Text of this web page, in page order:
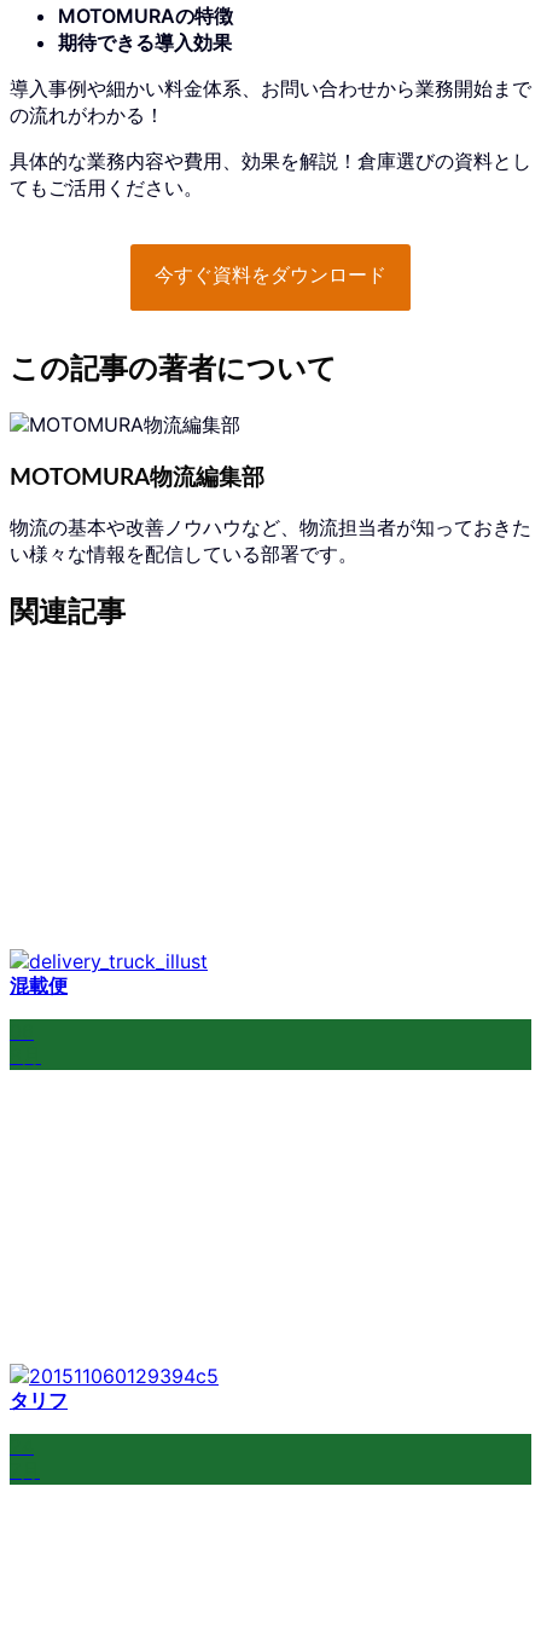
MOTOMURAの特徴
期待できる導入効果
導入事例や細かい料金体系、お問い合わせから業務開始まで
の流れがわかる！
具体的な業務内容や費用、効果を解説！倉庫選びの資料とし
てもご活用ください。
今すぐ資料をダウンロード
この記事の著者について
MOTOMURA物流編集部
物流の基本や改善ノウハウなど、物流担当者が知っておきた
い様々な情報を配信している部署です。
関連記事
混載便
タリフ